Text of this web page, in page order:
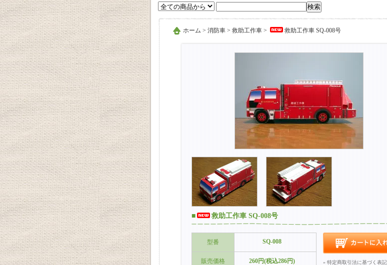
ホーム > 消防車 > 救助工作車 > 救助工作車 SQ-008号
■ 救助工作車 SQ-008号
型番 SQ-008
販売価格 260円(税込286円)
» 特定商取引法に基づく表記